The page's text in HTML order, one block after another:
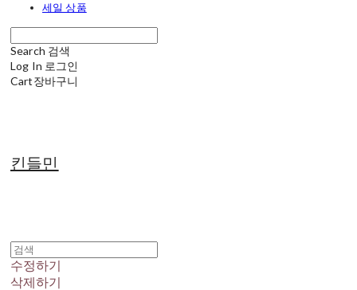
세일 상품
Search 검색
Log In 로그인
Cart장바구니
킨들민
수정하기
삭제하기